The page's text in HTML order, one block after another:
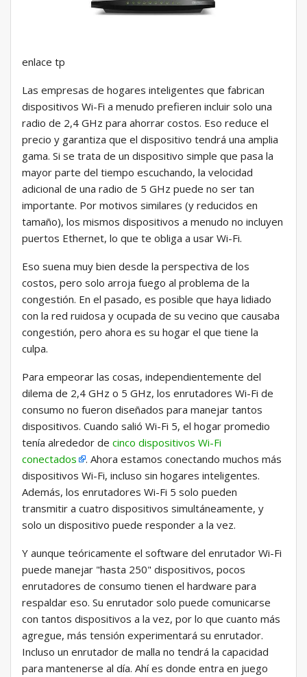
enlace tp
Las empresas de hogares inteligentes que fabrican
dispositivos Wi-Fi a menudo prefieren incluir solo una
radio de 2,4 GHz para ahorrar costos. Eso reduce el
precio y garantiza que el dispositivo tendrá una amplia
gama. Si se trata de un dispositivo simple que pasa la
mayor parte del tiempo escuchando, la velocidad
adicional de una radio de 5 GHz puede no ser tan
importante. Por motivos similares (y reducidos en
tamaño), los mismos dispositivos a menudo no incluyen
puertos Ethernet, lo que te obliga a usar Wi-Fi.
Eso suena muy bien desde la perspectiva de los
costos, pero solo arroja fuego al problema de la
congestión. En el pasado, es posible que haya lidiado
con la red ruidosa y ocupada de su vecino que causaba
congestión, pero ahora es su hogar el que tiene la
culpa.
Para empeorar las cosas, independientemente del
dilema de 2,4 GHz o 5 GHz, los enrutadores Wi-Fi de
consumo no fueron diseñados para manejar tantos
dispositivos. Cuando salió Wi-Fi 5, el hogar promedio
tenía alrededor de cinco dispositivos Wi-Fi
conectados
. Ahora estamos conectando muchos más
dispositivos Wi-Fi, incluso sin hogares inteligentes.
Además, los enrutadores Wi-Fi 5 solo pueden
transmitir a cuatro dispositivos simultáneamente, y
solo un dispositivo puede responder a la vez.
Y aunque teóricamente el software del enrutador Wi-Fi
puede manejar "hasta 250" dispositivos, pocos
enrutadores de consumo tienen el hardware para
respaldar eso. Su enrutador solo puede comunicarse
con tantos dispositivos a la vez, por lo que cuanto más
agregue, más tensión experimentará su enrutador.
Incluso un enrutador de malla no tendrá la capacidad
para mantenerse al día. Ahí es donde entra en juego